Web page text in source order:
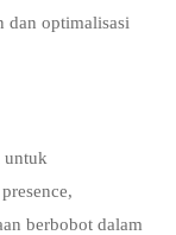
dan optimalisasi
untuk
berbobot dalam